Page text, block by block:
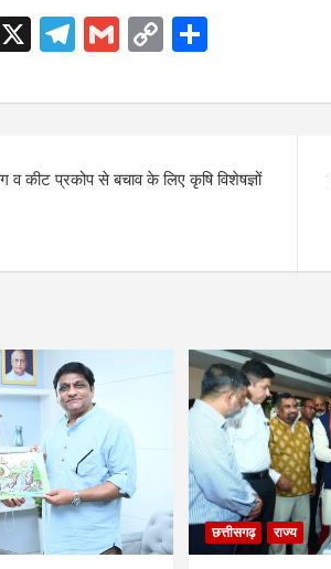
X
T
e
a
G
ail
C
py
n
ar
व कीट प्रकोप से बचाव के लिए कृषि विशेषज्ञों
छत्तीसगढ़ राज्य